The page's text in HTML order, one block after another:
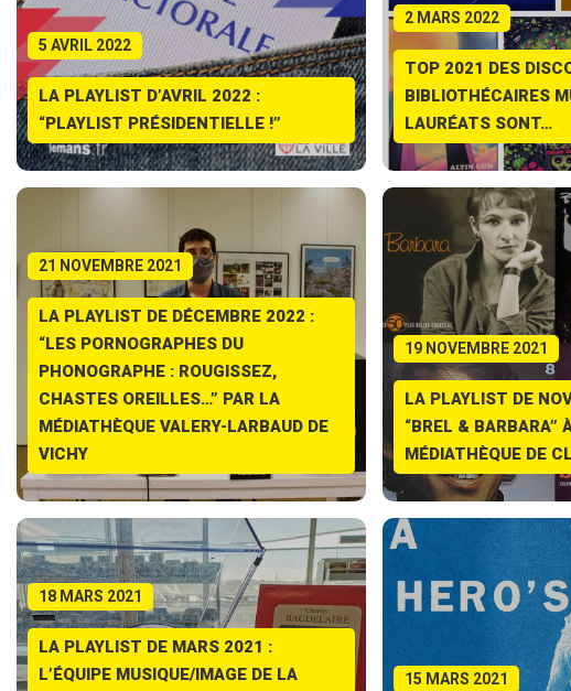
5 AVRIL 2022
LA PLAYLIST D’AVRIL 2022 :
“PLAYLIST PRÉSIDENTIELLE !”
2 MARS 2022
TOP 2021 DES
BIBLIOTHÉCAIRES
LAURÉATS SONT…
21 NOVEMBRE 2021
LA PLAYLIST DE DÉCEMBRE 2022 :
“LES PORNOGRAPHES DU
PHONOGRAPHE : ROUGISSEZ,
CHASTES OREILLES…” PAR LA
MÉDIATHÈQUE VALERY-LARBAUD DE
VICHY
19 NOVEMBRE 2021
LA PLAYLIST DE
“BREL & BARBARA”
MÉDIATHÈQUE DE
18 MARS 2021
LA PLAYLIST DE MARS 2021 :
L’ÉQUIPE MUSIQUE/IMAGE DE LA
15 MARS 2021